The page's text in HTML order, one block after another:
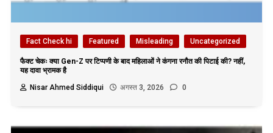
Fact Check hi Featured Misleading Uncategorized
फैक्ट चेकः क्या Gen-Z पर टिप्पणी के बाद महिलाओं ने कंगना रनौत की पिटाई की? नहीं,
यह दावा भ्रामक है
Nisar Ahmed Siddiqui
अगस्त 3, 2026 0